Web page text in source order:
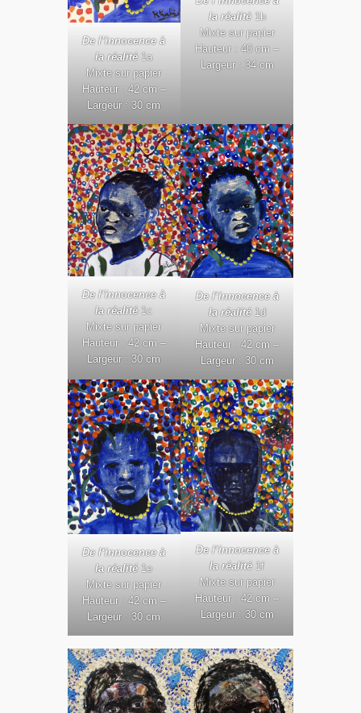
De l’innocence à
la réalité 1a
Mixte sur papier
Hauteur : 42 cm –
Largeur : 30 cm
la réalité 1b
Mixte sur papier
Hauteur : 40 cm –
Largeur : 34 cm
De l‘innocence à
la réalité 1c
Mixte sur papier
Hauteur : 42 cm –
Largeur : 30 cm
De l‘innocence à
la réalité 1d
Mixte sur papier
Hauteur : 42 cm –
Largeur : 30 cm
De l‘innocence à
la réalité 1e
Mixte sur papier
Hauteur : 42 cm –
Largeur : 30 cm
De l‘innocence à
la réalité 1f
Mixte sur papier
Hauteur : 42 cm –
Largeur : 30 cm